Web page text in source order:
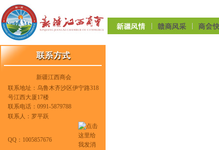
新疆江西商会
联系地址：乌鲁木齐沙区伊宁路318
号江西大厦17楼
联系电话：0991-5879788
联系人：罗平跃
QQ：1005857676